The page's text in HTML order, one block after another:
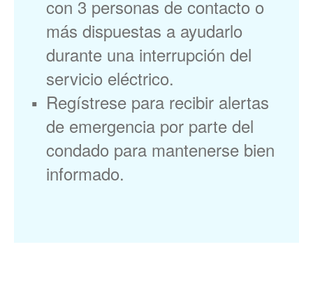
con 3 personas de contacto o
más dispuestas a ayudarlo
durante una interrupción del
servicio eléctrico.
Regístrese para recibir alertas
de emergencia por parte del
condado para mantenerse bien
informado.